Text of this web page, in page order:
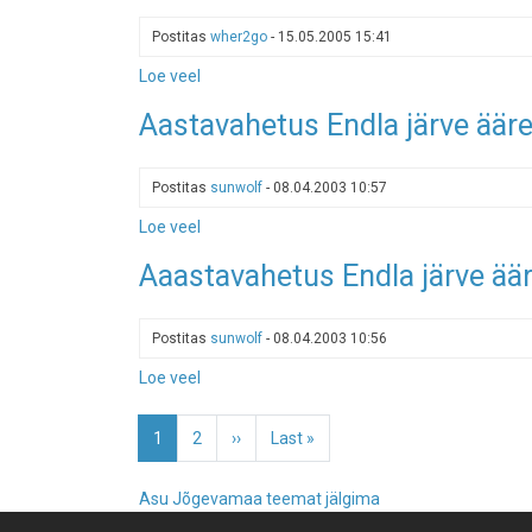
kuidas
käisime
Postitas wher2go - 15.05.2005 15:41
Loe veel
Pedja,
matkarada.
Aastavahetus Endla järve
Postitas sunwolf - 08.04.2003 10:57
Loe veel
Endla
ääres
Aaastavahetus Endla järve
Postitas sunwolf - 08.04.2003 10:56
Loe veel
2
Pagination
Eesolev
leht
1 Page
2
Järgmine
leht
››
Viimane
leht
Last »
Asu Jõgevamaa teemat jälgima